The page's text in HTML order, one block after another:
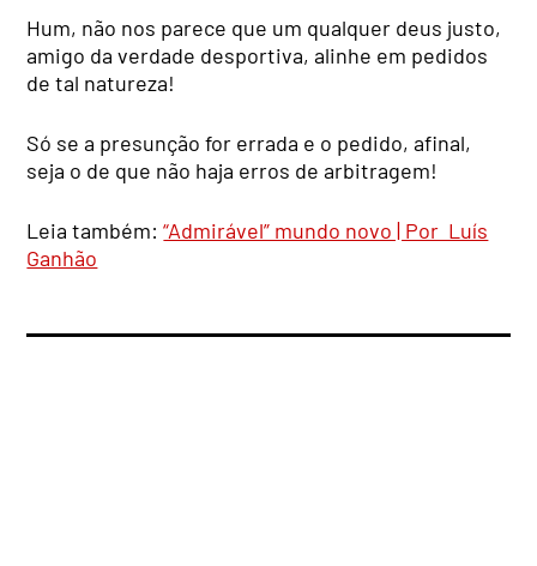
Hum, não nos parece que um qualquer deus justo,
amigo da verdade desportiva, alinhe em pedidos
de tal natureza!
Só se a presunção for errada e o pedido, afinal,
seja o de que não haja erros de arbitragem!
Leia também:“Admirável” mundo novo | Por Luís
Ganhão